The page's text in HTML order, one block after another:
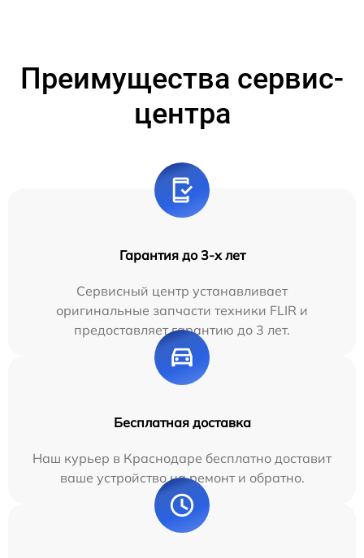
Преимущества сервис-
центра
Гарантия до 3-х лет
Сервисный центр устанавливает
оригинальные запчасти техники FLIR и
предоставляет гарантию до 3 лет.
Бесплатная доставка
Наш курьер в Краснодаре бесплатно доставит
ваше устройство на ремонт и обратно.